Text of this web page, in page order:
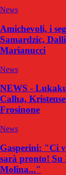
News
Amichevoli, i
Samardzic,
Marianucci
News
NEWS -
Calha,
Frosinone
News
Gasperini: "Ci
sarà pronto! Su
Molina..."